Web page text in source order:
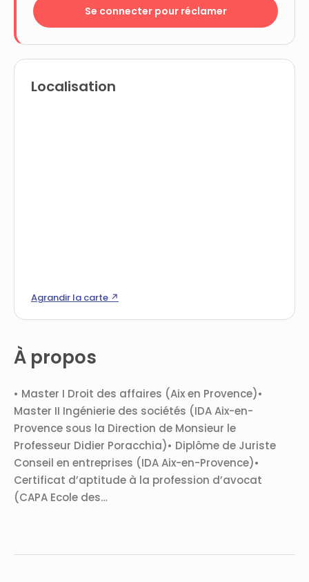
À propos
• Master I Droit des affaires (Aix en Provence)•
Master II Ingénierie des sociétés (IDA Aix-en-
Provence sous la Direction de Monsieur le
Professeur Didier Poracchia)• Diplôme de Juriste
Conseil en entreprises (IDA Aix-en-Provence)•
Certificat d’aptitude à la profession d’avocat
(CAPA Ecole des…
Se connecter pour réclamer
Localisation
Agrandir la carte ↗